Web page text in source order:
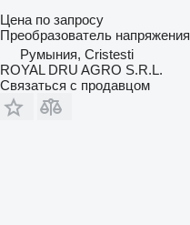
Цена по запросу
Преобразователь напряжения
Румыния, Cristesti
ROYAL DRU AGRO S.R.L.
Связаться с продавцом